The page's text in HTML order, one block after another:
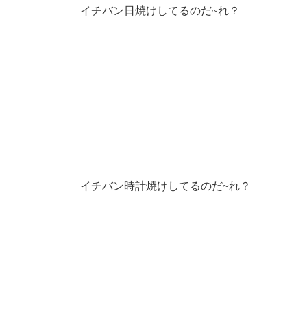
イチバン日焼けしてるのだ~れ？
イチバン時計焼けしてるのだ~れ？